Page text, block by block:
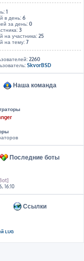
1
в день:6
за день:0
3
на участника:25
на тему:7
2260
SkvorBSD
Наша команда
Последние боты
16:10
Ссылки
LUG